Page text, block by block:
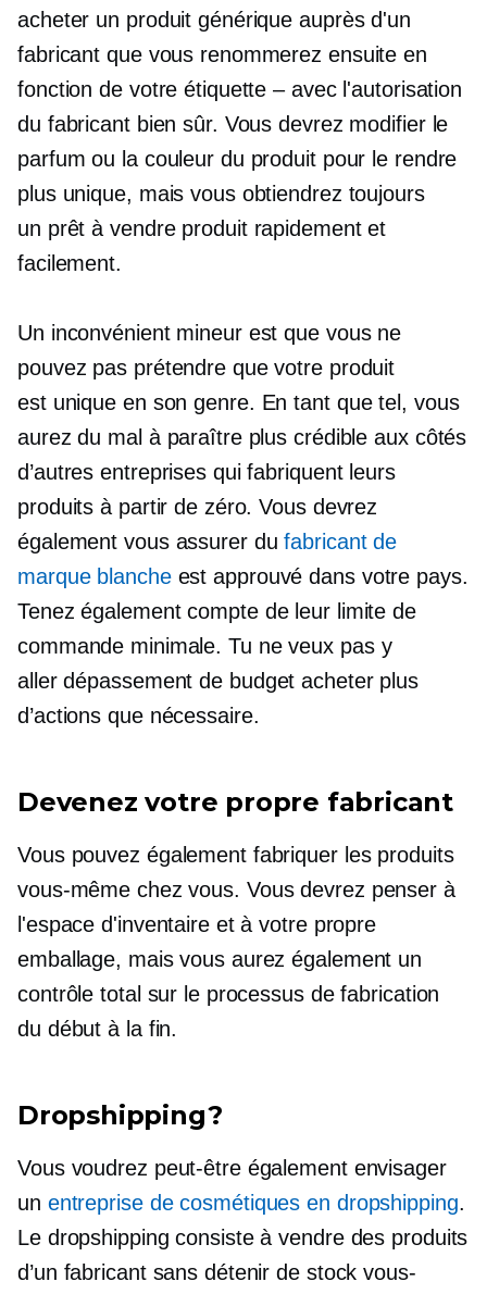
acheter un produit générique auprès d'un
fabricant que vous renommerez ensuite en
fonction de votre étiquette – avec l'autorisation
du fabricant bien sûr. Vous devrez modifier le
parfum ou la couleur du produit pour le rendre
plus unique, mais vous obtiendrez toujours
un prêt à vendreproduit rapidement et
facilement.
Un inconvénient mineur est que vous ne
pouvez pas prétendre que votre produit
est unique en son genre. En tant que tel, vous
aurez du mal à paraître plus crédible aux côtés
d’autres entreprises qui fabriquent leurs
produits à partir de zéro. Vous devrez
également vous assurer dufabricant de
marque blancheest approuvé dans votre pays.
Tenez également compte de leur limite de
commande minimale. Tu ne veux pas y
allerdépassement de budget acheter plus
d’actions que nécessaire.
Devenez votre propre fabricant
Vous pouvez également fabriquer les produits
vous-même chez vous. Vous devrez penser à
l'espace d'inventaire et à votre propre
emballage, mais vous aurez également un
contrôle total sur le processus de fabrication
du début à la fin.
Dropshipping?
Vous voudrez peut-être également envisager
un entreprise de cosmétiques en dropshipping.
Le dropshipping consiste à vendre des produits
d’un fabricant sans détenir de stock vous-